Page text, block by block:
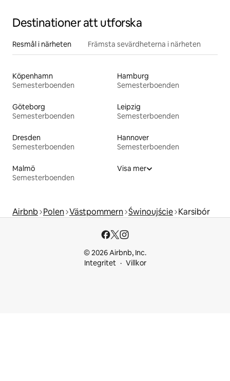
Destinationer att utforska
Resmål i närheten Främsta sevärdheterna i närheten
Köpenhamn
Semesterboenden
Hamburg
Semesterboenden
Göteborg
Semesterboenden
Leipzig
Semesterboenden
Dresden
Semesterboenden
Hannover
Semesterboenden
Malmö
Semesterboenden
Visa mer
Airbnb Polen Västpommern Świnoujście Karsibór
© 2026 Airbnb, Inc.
Integritet
Villkor